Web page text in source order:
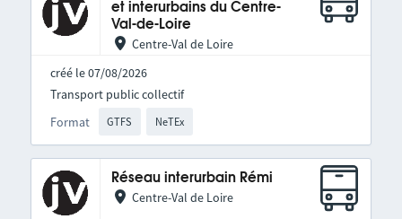
et interurbains du Centre-
Val-de-Loire
Centre-Val de Loire
créé le 07/08/2026
Format GTFS NeTEx
Transport public collectif
Réseau interurbain Rémi
Centre-Val de Loire